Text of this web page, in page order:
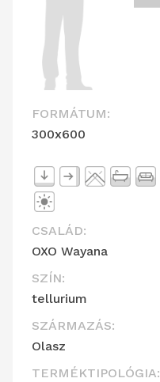
FORMÁTUM:
300x600
CSALÁD:
OXO Wayana
SZÍN:
tellurium
SZÁRMAZÁS:
Olasz
TERMÉKTIPOLÓGIA: